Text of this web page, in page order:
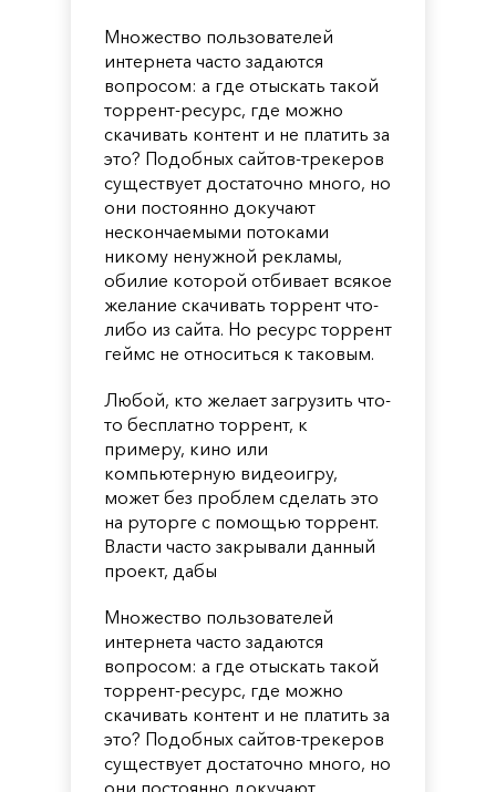
Множество пользователей
интернета часто задаются
вопросом: а где отыскать такой
торрент-ресурс, где можно
скачивать контент и не платить за
это? Подобных сайтов-трекеров
существует достаточно много, но
они постоянно докучают
нескончаемыми потоками
никому ненужной рекламы,
обилие которой отбивает всякое
желание скачивать торрент что-
либо из сайта. Но ресурс торрент
геймс не относиться к таковым.
Любой, кто желает загрузить что-
то бесплатно торрент, к
примеру, кино или
компьютерную видеоигру,
может без проблем сделать это
на руторге с помощью торрент.
Власти часто закрывали данный
проект, дабы
Множество пользователей
интернета часто задаются
вопросом: а где отыскать такой
торрент-ресурс, где можно
скачивать контент и не платить за
это? Подобных сайтов-трекеров
существует достаточно много, но
они постоянно докучают